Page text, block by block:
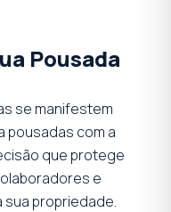
Pousada
se manifestem
pousadas com a
que protege
e
propriedade.